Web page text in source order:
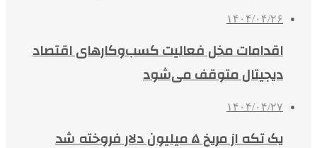
۱۴۰۴/۰۴/۲۶
اقدامات مخل فعالیت کسب‌وکارهای اقتصاد
دیجیتال متوقف می‌شود
۱۴۰۴/۰۴/۲۷
یک تکه از مریخ ۵ میلیون دلار فروخته شد